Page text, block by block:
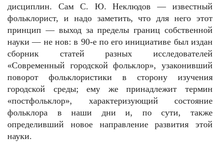
дисциплин. Сам С. Ю. Неклюдов — известный
фольклорист, и надо заметить, что для него этот
принцип — выход за пределы границ собственной
науки — не нов: в 90-е по его инициативе был издан
сборник статей разных исследователей
«Современный городской фольклор», узаконивший
поворот фольклористики в сторону изучения
городской среды; ему же принадлежит термин
«постфольклор», характеризующий состояние
фольклора в наши дни и, по сути, также
определивший новое направление развития этой
науки.